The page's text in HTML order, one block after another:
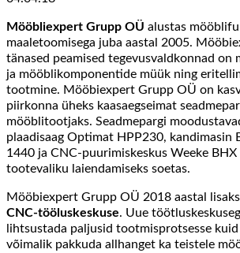
Mööbliexpert Grupp OÜ alustas
maaletoomisega juba aastal 2005.
tänased peamised tegevusvaldkonnad
ja mööblikomponentide müük ning
tootmine. Mööbiexpert Grupp OÜ on
piirkonna üheks kaasaegseimat
mööblitootjaks. Seadmepargi
plaadisaag Optimat HPP230, kandimasin
1440 ja CNC-puurimiskeskus Weeke BHX
tootevaliku laiendamiseks soetas.
Mööbiexpert Grupp OÜ 2018 aastal lisaks
CNC-tööluskeskuse. Uue
lihtsustada paljusid tootmisprotsesse kuid
võimalik pakkuda allhanget ka teistele